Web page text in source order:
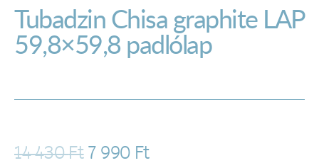
Tubadzin Chisa graphite LAP
59,8×59,8 padlólap
14 430Ft 7 990 Ft